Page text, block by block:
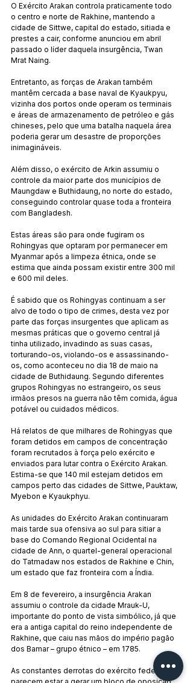
O Exército Arakan controla praticamente todo
o centro e norte de Rakhine, mantendo a
cidade de Sittwe, capital do estado, sitiada e
prestes a cair, conforme anunciou em abril
passado o líder daquela insurgência, Twan
Mrat Naing.
Entretanto, as forças de Arakan também
mantêm cercada a base naval de Kyaukpyu,
vizinha dos portos onde operam os terminais
e áreas de armazenamento de petróleo e gás
chineses, pelo que uma batalha naquela área
poderia gerar um desastre de proporções
inimagináveis.
Além disso, o exército de Arkin assumiu o
controle da maior parte dos municípios de
Maungdaw e Buthidaung, no norte do estado,
conseguindo controlar quase toda a fronteira
com Bangladesh.
Estas áreas são para onde fugiram os
Rohingyas que optaram por permanecer em
Myanmar após a limpeza étnica, onde se
estima que ainda possam existir entre 300 mil
e 600 mil deles.
É sabido que os Rohingyas continuam a ser
alvo de todo o tipo de crimes, desta vez por
parte das forças insurgentes que aplicam as
mesmas práticas que o governo central já
tinha utilizado, invadindo as suas casas,
torturando-os, violando-os e assassinando-
os, como aconteceu no dia 18 de maio na
cidade de Buthidaung. Segundo diferentes
grupos Rohingyas no estrangeiro, os seus
irmãos presos na guerra não têm comida, água
potável ou cuidados médicos.
Há relatos de que milhares de Rohingyas que
foram detidos em campos de concentração
foram recrutados à força pelo exército e
enviados para lutar contra o Exército Arakan.
Estima-se que 140 mil estejam detidos em
campos perto das cidades de Sittwe, Pauktaw,
Myebon e Kyaukphyu.
As unidades do Exército Arakan continuaram
mais tarde sua ofensiva ao sul para sitiar a
base do Comando Regional Ocidental na
cidade de Ann, o quartel-general operacional
do Tatmadaw nos estados de Rakhine e Chin,
um estado que faz fronteira com a Índia.
Em 8 de fevereiro, a insurgência Arakan
assumiu o controle da cidade Mrauk-U,
importante do ponto de vista simbólico, já que
era a antiga capital do reino independente de
Rakhine, que caiu nas mãos do império pagão
dos Bamar – grupo étnico – em 1785.
As constantes derrotas do exército federal